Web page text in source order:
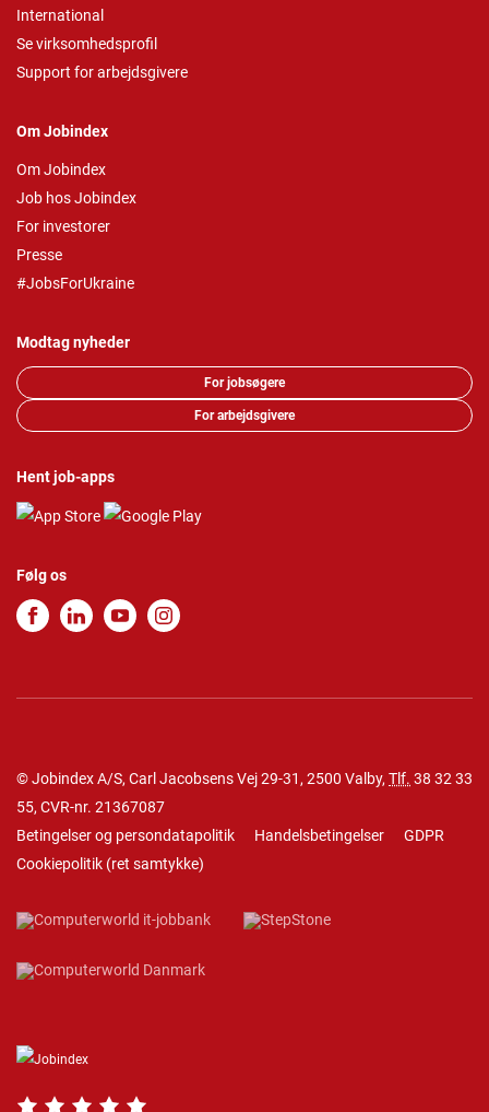
International
Se virksomhedsprofil
Support for arbejdsgivere
Om Jobindex
Om Jobindex
Job hos Jobindex
For investorer
Presse
#JobsForUkraine
Modtag nyheder
For jobsøgere
For arbejdsgivere
Hent job-apps
Følg os
© Jobindex A/S, Carl Jacobsens Vej 29-31, 2500 Valby, Tlf. 38 32 33
55, CVR-nr. 21367087
Betingelser og persondatapolitik
Handelsbetingelser
GDPR
Cookiepolitik (ret samtykke)